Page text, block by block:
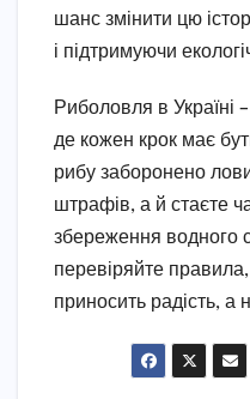
шанс змінити цю
і підтримуючи
Риболовля в Україні
де кожен крок має
рибу заборонено
штрафів, а й стаєте
збереження водного
перевіряйте
приносить радість, а